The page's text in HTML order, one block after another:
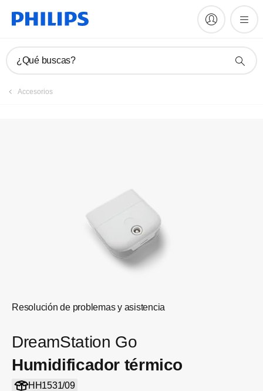
¿Qué buscas?
Accesorios
Resolución de problemas y asistencia
DreamStation Go
Humidificador térmico
HH1531/09
Registrar producto